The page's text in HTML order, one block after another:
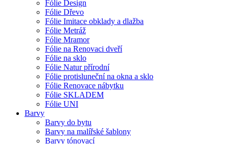
Fólie Design
Fólie Dřevo
Fólie Imitace obklady a dlažba
Fólie Metráž
Fólie Mramor
Fólie na Renovaci dveří
Fólie na sklo
Fólie Natur přírodní
Fólie protisluneční na okna a sklo
Fólie Renovace nábytku
Fólie SKLADEM
Fólie UNI
Barvy
Barvy do bytu
Barvy na malířské šablony
Barvy tónovací